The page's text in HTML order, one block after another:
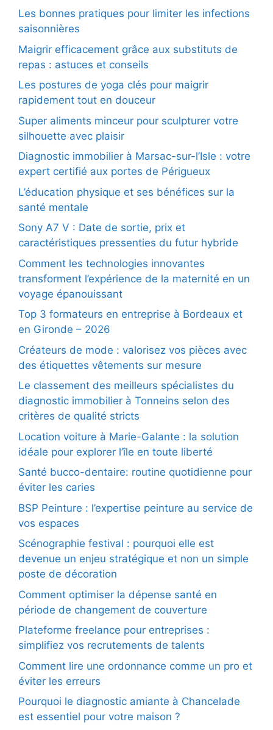
Les bonnes pratiques pour limiter les infections
saisonnières
Maigrir efficacement grâce aux substituts de
repas : astuces et conseils
Les postures de yoga clés pour maigrir
rapidement tout en douceur
Super aliments minceur pour sculpturer votre
silhouette avec plaisir
Diagnostic immobilier à Marsac-sur-l’Isle : votre
expert certifié aux portes de Périgueux
L’éducation physique et ses bénéfices sur la
santé mentale
Sony A7 V : Date de sortie, prix et
caractéristiques pressenties du futur hybride
Comment les technologies innovantes
transforment l’expérience de la maternité en un
voyage épanouissant
Top 3 formateurs en entreprise à Bordeaux et
en Gironde – 2026
Créateurs de mode : valorisez vos pièces avec
des étiquettes vêtements sur mesure
Le classement des meilleurs spécialistes du
diagnostic immobilier à Tonneins selon des
critères de qualité stricts
Location voiture à Marie-Galante : la solution
idéale pour explorer l’île en toute liberté
Santé bucco-dentaire: routine quotidienne pour
éviter les caries
BSP Peinture : l’expertise peinture au service de
vos espaces
Scénographie festival : pourquoi elle est
devenue un enjeu stratégique et non un simple
poste de décoration
Comment optimiser la dépense santé en
période de changement de couverture
Plateforme freelance pour entreprises :
simplifiez vos recrutements de talents
Comment lire une ordonnance comme un pro et
éviter les erreurs
Pourquoi le diagnostic amiante à Chancelade
est essentiel pour votre maison ?